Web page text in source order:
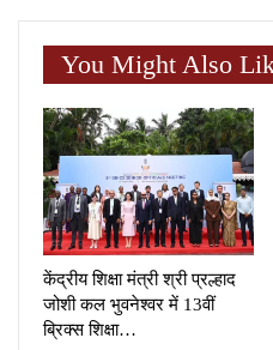
You Might Also
केंद्रीय शिक्षा मंत्री श्री प्रल्हाद
जोशी कल भुवनेश्वर में 13वीं
ब्रिक्स शिक्षा…